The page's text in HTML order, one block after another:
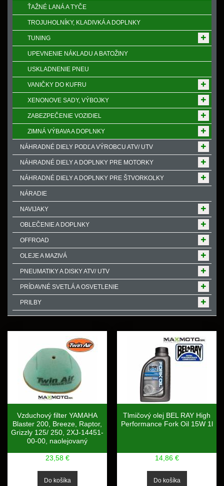
ŤAŽNÉ LANÁ A TYČE
TROJUHOLNÍKY, KLADIVKÁ A DOPLNKY
TUNING
UPEVNENIE NÁKLADU A BATOŽINY
USKLADNENIE PNEU
VANIČKY DO KUFRU
XENONOVE SADY, VÝBOJKY
ZABEZPEČENIE VOZIDIEL
ZIMNÁ VÝBAVA A DOPLNKY
NÁHRADNÉ DIELY PODĽA VÝROBCU ATV/ UTV
NÁHRADNÉ DIELY A DOPLNKY PRE MOTORKY
NÁHRADNÉ DIELY A DOPLNKY PRE ŠTVORKOLKY
NÁRADIE
NAVIJAKY
OBLEČENIE A DOPLNKY
OFFROAD
OLEJE A MAZIVÁ
PNEUMATIKY A DISKY ATV/ UTV
PRÍDAVNÉ SVETLÁ A OSVETLENIE
PRILBY
Vzduchový filter YAMAHA
Blaster 200, Breeze, Raptor,
Grizzly 125/ 250, 2XJ-14451-
00-00, naolejovaný
23,58 €
Tlmičový olej BEL RAY High
Performance Fork Oil 15W 1l
14,86 €